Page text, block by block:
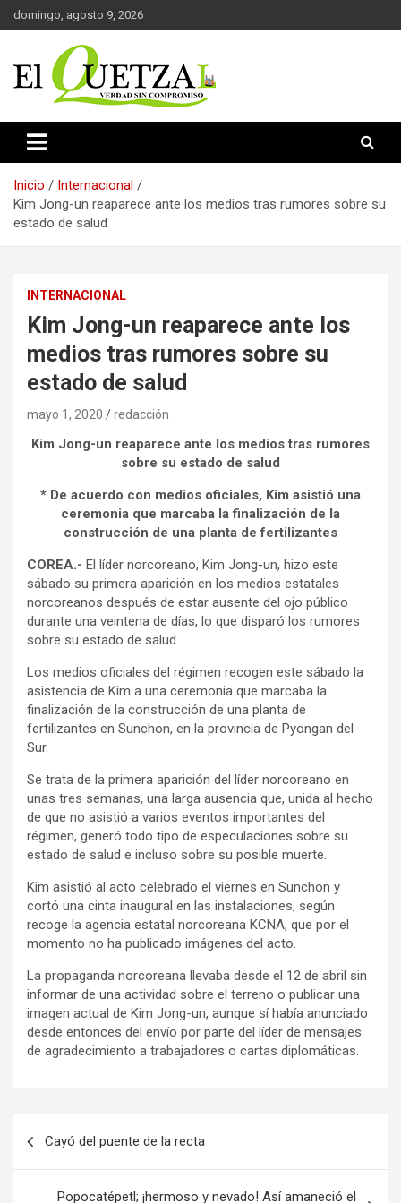
Saltar
al
domingo, agosto 9, 2026
El Quetzal de Cholula
Inicio
Internacional
Kim Jong-un reaparece ante los medios tras rumores sobre su
estado de salud
INTERNACIONAL
Kim Jong-un reaparece ante los
medios tras rumores sobre su
estado de salud
mayo 1, 2020 redacción
Kim Jong-un reaparece ante los medios tras rumores
sobre su estado de salud
* De acuerdo con medios oficiales, Kim asistió una
ceremonia que marcaba la finalización de la
construcción de una planta de fertilizantes
COREA.- El líder norcoreano, Kim Jong-un, hizo este
sábado su primera aparición en los medios estatales
norcoreanos después de estar ausente del ojo público
durante una veintena de días, lo que disparó los rumores
sobre su estado de salud.
Los medios oficiales del régimen recogen este sábado la
asistencia de Kim a una ceremonia que marcaba la
finalización de la construcción de una planta de
fertilizantes en Sunchon, en la provincia de Pyongan del
Sur.
Se trata de la primera aparición del líder norcoreano en
unas tres semanas, una larga ausencia que, unida al hecho
de que no asistió a varios eventos importantes del
régimen, generó todo tipo de especulaciones sobre su
estado de salud e incluso sobre su posible muerte.
Kim asistió al acto celebrado el viernes en Sunchon y
cortó una cinta inaugural en las instalaciones, según
recoge la agencia estatal norcoreana KCNA, que por el
momento no ha publicado imágenes del acto.
La propaganda norcoreana llevaba desde el 12 de abril sin
informar de una actividad sobre el terreno o publicar una
imagen actual de Kim Jong-un, aunque sí había anunciado
desde entonces del envío por parte del líder de mensajes
de agradecimiento a trabajadores o cartas diplomáticas.
entradas
Cayó del puente de la recta
Popocatépetl; ¡hermoso y nevado! Así amaneció el